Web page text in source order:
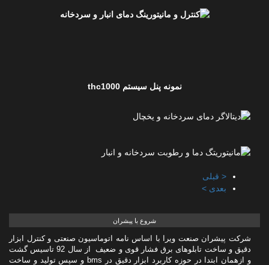
نمونه پنل سیستم thc1000
< قبلی
بعدی >
شروع با پیشران
شرکت پیشران صنعت ویرا با اساس نامه اتوماسیون صنعتی و کنترل ابزار
دقیق و ساخت تابلوهای برق فشار قوی و ضعیف از سال 92 تاسیس گشت
و ازهمان ابتدا در حوزه کاربرد ابزار دقیق در bms و سپس تولید و ساخت